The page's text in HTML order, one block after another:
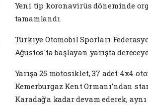
Yeni tip koronavirüs döneminde
tamamlandı.
Türkiye Otomobil Sporları
Ağustos'ta başlayan yarışta
Yarışa 25 motosiklet, 37 adet 4x4
Kemerburgaz Kent Ormanı’ndan
Karadağ’a kadar devam ederek,